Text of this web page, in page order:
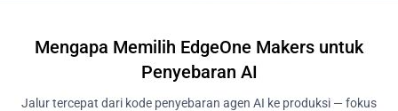
Mengapa Memilih EdgeOne Makers untuk
Penyebaran AI
Jalur tercepat dari kode penyebaran agen AI ke produksi — fokus